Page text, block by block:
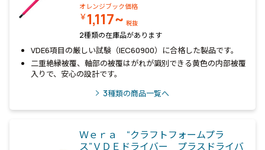
オレンジブック価格
￥1,117~ 税抜
2種類の在庫品があります
VDE6項目の厳しい試験（IEC60900）に合格した製品です。
二重絶縁被覆、軸部の被覆はがれが識別できる黄色の内部被覆
入りで、安心の設計です。
3種類の商品一覧へ
Ｗｅｒａ “クラフトフォームプラ
ス”ＶＤＥドライバー プラスドライバ